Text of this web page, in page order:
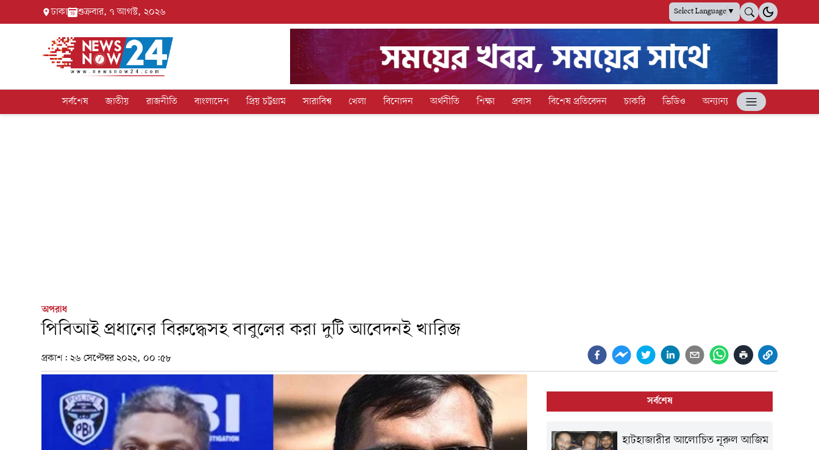
ঢাকা শুক্রবার, ৭ আগস্ট, ২০২৬ Select Language▼
সর্বশেষ জাতীয় রাজনীতি বাংলাদেশ প্রিয় চট্টগ্রাম সারাবিশ্ব খেলা বিনোদন অর্থনীতি শিক্ষা প্রবাস বিশেষ প্রতিবেদন চাকরি ভিডিও অন্যান্য
অপরাধ
পিবিআই প্রধানের বিরুদ্ধেসহ বাবুলের করা দুটি আবেদনই খারিজ
প্রকাশ: ২৬ সেপ্টেম্বর ২০২২, ০০:৫৮
সর্বশেষ
হাটহাজারীর আলোচিত নূরুল আজিম